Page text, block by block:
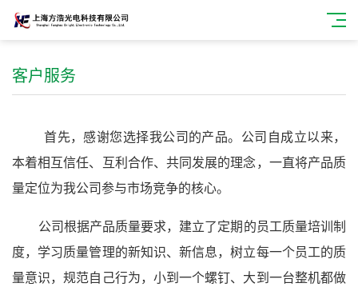
客户服务
首先，感谢您选择我公司的产品。公司自成立以来，
本着相互信任、互利合作、共同发展的理念，一直将产品质
量定位为我公司参与市场竞争的核心。
公司根据产品质量要求，建立了定期的员工质量培训制
度，学习质量管理的新知识、新信息，树立每一个员工的质
量意识，规范自己行为，小到一个螺钉、大到一台整机都做